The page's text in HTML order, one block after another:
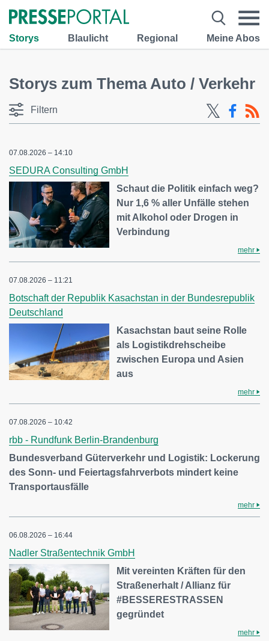
Storys Blaulicht Regional Meine Abos
Storys zum Thema Auto / Verkehr
Filtern
07.08.2026 – 14:10
SEDURA Consulting GmbH
Schaut die Politik einfach weg?
Nur 1,6 % aller Unfälle stehen
mit Alkohol oder Drogen in
Verbindung
mehr
07.08.2026 – 11:21
Botschaft der Republik Kasachstan in der Bundesrepublik
Deutschland
Kasachstan baut seine Rolle
als Logistikdrehscheibe
zwischen Europa und Asien
aus
mehr
07.08.2026 – 10:42
rbb - Rundfunk Berlin-Brandenburg
Bundesverband Güterverkehr und Logistik: Lockerung
des Sonn- und Feiertagsfahrverbots mindert keine
Transportausfälle
mehr
06.08.2026 – 16:44
Nadler Straßentechnik GmbH
Mit vereinten Kräften für den
Straßenerhalt / Allianz für
#BESSERESTRASSEN
gegründet
mehr